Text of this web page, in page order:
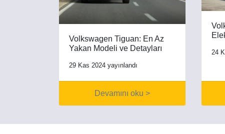
Volkswagen Tiguan: En Az
Yakan Modeli ve Detayları
29 Kas 2024 yayınlandı
Devamını oku >
24